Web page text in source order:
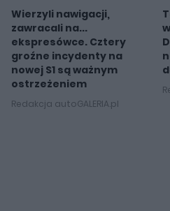
Wierzyli nawigacji,
zawracali na...
ekspresówce. Cztery
groźne incydenty na
nowej S1 są ważnym
ostrzeżeniem
Redakcja autoGALERIA.pl